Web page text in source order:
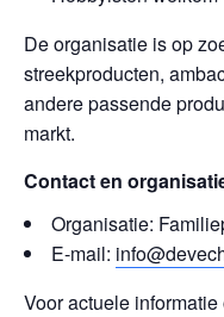
De organisatie is op
streekproducten,
andere passende
markt.
Contact en
Organisatie:
E-mail:
Voor actuele